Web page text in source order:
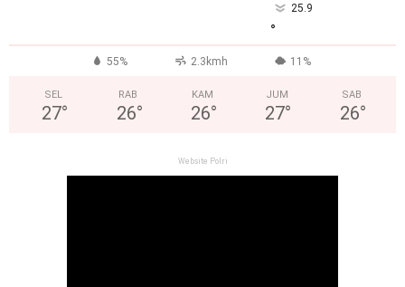
25.9
°
55% 2.3kmh 11%
SEL
27°
RAB
26°
KAM
26°
JUM
27°
SAB
26°
Website Polri